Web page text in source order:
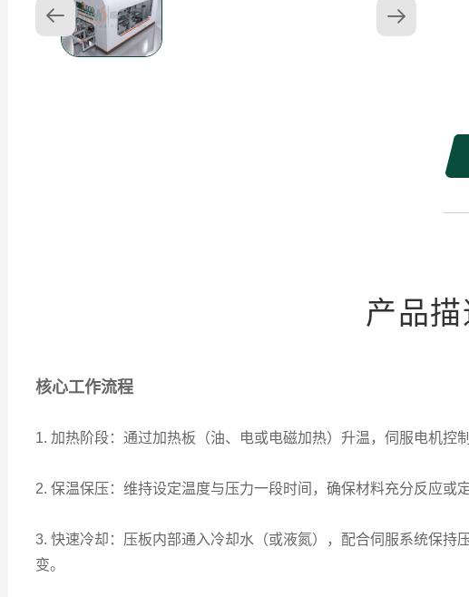
产品描
核心工作流程
1. 加热阶段：通过加热板（油、电或电磁加热）升温，伺服电机控
2. 保温保压：维持设定温度与压力一段时间，确保材料充分反应或定
3. 快速冷却：压板内部通入冷却水（或液氮），配合伺服系统保持
变。